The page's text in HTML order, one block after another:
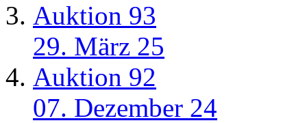
Auktion 93
29. März 25
Auktion 92
07. Dezember 24